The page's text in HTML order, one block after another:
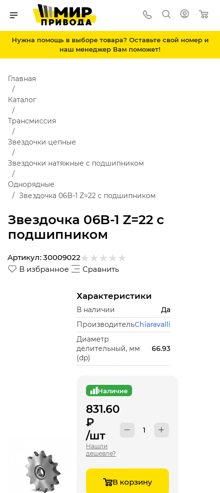
Нужна помощь в выборе товара? Оставьте свой номер и
наш менеджер Вам поможет!
Звездочка 06B-1 Z=22 с
подшипником
Главная
Каталог
Трансмиссия
Звездочки цепные
Звездочки натяжные с подшипником
Однорядные
Звездочка 06B-1 Z=22 с подшипником
В избранное Сравнить
Артикул: 30009022
Характеристики
В наличии
Да
ПроизводительChiaravalli
Диаметр
делительный, мм
(dp)
66.93
Наличие
831.60
₽
/шт
Нашли
дешевле?
В корзину